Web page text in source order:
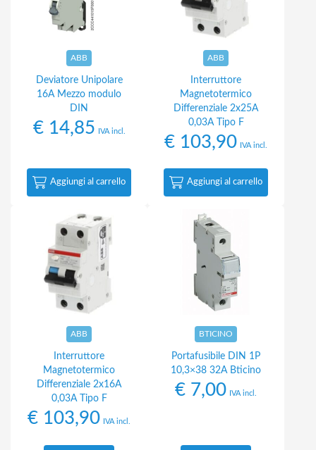
ABB
Deviatore Unipolare
16A Mezzo modulo
DIN
€14,85 IVA incl.
Aggiungi al carrello
ABB
Interruttore
Magnetotermico
Differenziale 2x25A
0,03A Tipo F
€ 103,90 IVA incl.
Aggiungi al carrello
ABB
Interruttore
Magnetotermico
Differenziale 2x16A
0,03A Tipo F
€ 103,90 IVA incl.
BTICINO
Portafusibile DIN 1P
10,3×38 32A Bticino
€ 7,00 IVA incl.